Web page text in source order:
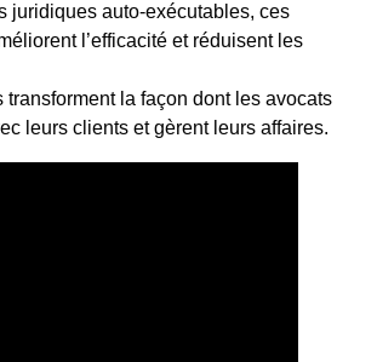
juridiques auto-exécutables, ces
l’efficacité et réduisent les
transforment la façon dont les avocats
leurs clients et gèrent leurs affaires.